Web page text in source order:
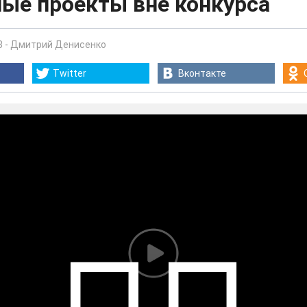
- Дмитрий Денисенко
Twitter Вконтакте